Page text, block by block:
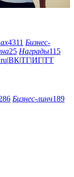
4311 Бизнес-
25 Награды115
|ВК|ТГ|ИГ|ТТ
Бизнес-линч189